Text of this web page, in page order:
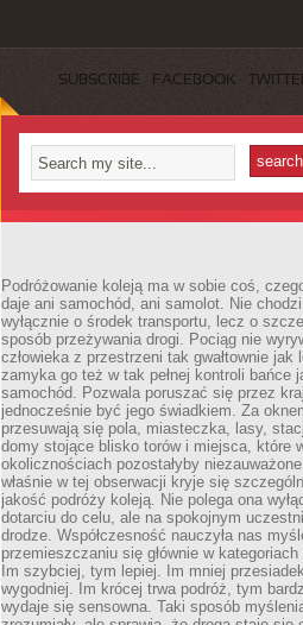
SUBSCRIBE FACEBOOK
Podróżowanie koleją ma w sobie coś,
daje ani samochód, ani samolot. Nie chodzi
wyłącznie o środek transportu, lecz o
sposób przeżywania drogi. Pociąg nie
człowieka z przestrzeni tak gwałtownie jak
zamyka go też w tak pełnej kontroli bańce
samochód. Pozwala poruszać się przez
jednocześnie być jego świadkiem. Za
przesuwają się pola, miasteczka, lasy,
domy stojące blisko torów i miejsca, które
okolicznościach pozostałyby
właśnie w tej obserwacji kryje się
jakość podróży koleją. Nie polega ona
dotarciu do celu, ale na spokojnym
drodze. Współczesność nauczyła nas
przemieszczaniu się głównie w
Im szybciej, tym lepiej. Im mniej
wygodniej. Im krócej trwa podróż, tym
wydaje się sensowna. Taki sposób